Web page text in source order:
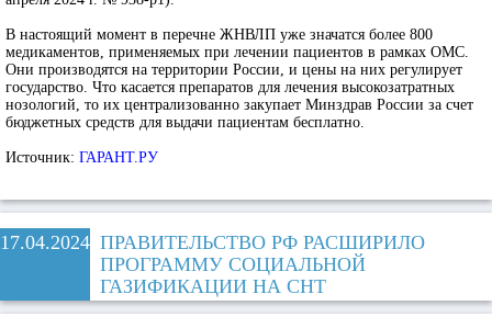
В настоящий момент в перечне ЖНВЛП уже значатся более 800
медикаментов, применяемых при лечении пациентов в рамках ОМС.
Они производятся на территории России, и цены на них регулирует
государство. Что касается препаратов для лечения высокозатратных
нозологий, то их централизованно закупает Минздрав России за счет
бюджетных средств для выдачи пациентам бесплатно.
Источник: ГАРАНТ.РУ
17.04.2024 ПРАВИТЕЛЬСТВО РФ РАСШИРИЛО
ПРОГРАММУ СОЦИАЛЬНОЙ
ГАЗИФИКАЦИИ НА СНТ